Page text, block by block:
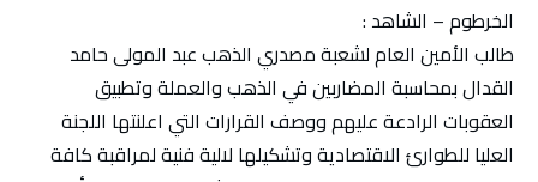
الخرطوم – الشاهد :
طالب الأمين العام لشعبة مصدري الذهب عبد المولى حامد
القدال بمحاسبة المضاربين في الذهب والعملة وتطبيق
العقوبات الرادعة عليهم ووصف القرارات التي اعلنتها اللجنة
العليا للطوارئ الاقتصادية وتشكيلها لالية فنية لمراقبة كافة